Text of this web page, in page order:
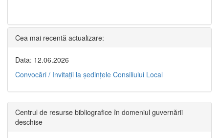
Cea mai recentă actualizare:
Data: 12.06.2026
Convocări / Invitaţii la şedinţele Consiliului Local
Centrul de resurse bibliografice în domeniul guvernării
deschise